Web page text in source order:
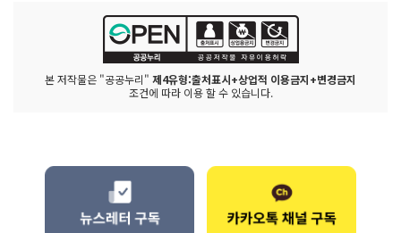
본 저작물은 "공공누리" 제4유형:출처표시+상업적 이용금지+변경금지
조건에 따라 이용 할 수 있습니다.